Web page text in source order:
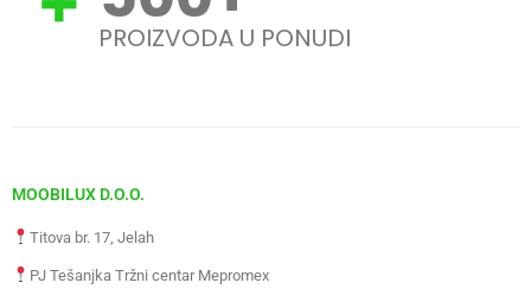
PROIZVODA U PONUDI
MOOBILUX D.O.O.
Titova br. 17, Jelah
PJ Tešanjka Tržni centar Mepromex